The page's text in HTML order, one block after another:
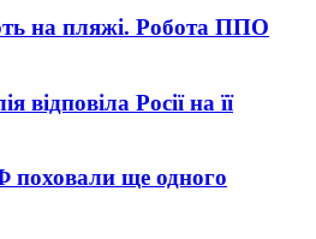
на пляжі. Робота ППО
відповіла Росії на її
поховали ще одного